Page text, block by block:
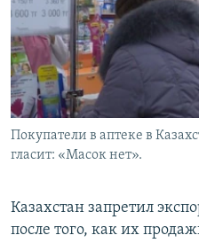
Покупатели в аптеке в
гласит: «Масок нет».
Казахстан запретил
после того, как их